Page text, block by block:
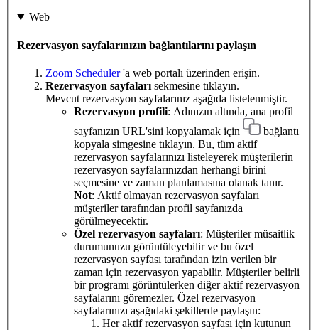
Web
Rezervasyon sayfalarınızın bağlantılarını paylaşın
Zoom Scheduler'a web portalı üzerinden erişin.
Rezervasyon sayfaları sekmesine tıklayın.
Mevcut rezervasyon sayfalarınız aşağıda listelenmiştir.
Rezervasyon profili: Adınızın altında, ana profil
sayfanızın URL'sini kopyalamak için
bağlantı
kopyala simgesine tıklayın. Bu, tüm aktif
rezervasyon sayfalarınızı listeleyerek müşterilerin
rezervasyon sayfalarınızdan herhangi birini
seçmesine ve zaman planlamasına olanak tanır.
Not: Aktif olmayan rezervasyon sayfaları
müşteriler tarafından profil sayfanızda
görülmeyecektir.
Özel rezervasyon sayfaları: Müşteriler müsaitlik
durumunuzu görüntüleyebilir ve bu özel
rezervasyon sayfası tarafından izin verilen bir
zaman için rezervasyon yapabilir. Müşteriler belirli
bir programı görüntülerken diğer aktif rezervasyon
sayfalarını göremezler. Özel rezervasyon
sayfalarınızı aşağıdaki şekillerde paylaşın:
Her aktif rezervasyon sayfası için kutunun